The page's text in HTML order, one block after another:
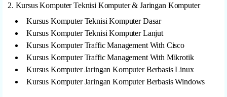
2. Kursus Komputer Teknisi Komputer & Jaringan Komputer
Kursus Komputer Teknisi Komputer Dasar
Kursus Komputer Teknisi Komputer Lanjut
Kursus Komputer Traffic Management With Cisco
Kursus Komputer Traffic Management With Mikrotik
Kursus Komputer Jaringan Komputer Berbasis Linux
Kursus Komputer Jaringan Komputer Berbasis Windows